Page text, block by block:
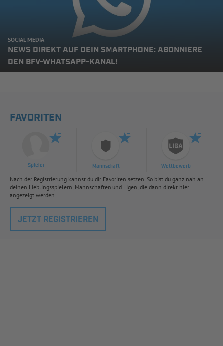
SOCIAL MEDIA
NEWS DIREKT AUF DEIN SMARTPHONE: ABONNIERE
DEN BFV-WHATSAPP-KANAL!
FAVORITEN
Spieler Mannschaft Wettbewerb
Nach der Registrierung kannst du dir Favoriten setzen. So bist du ganz nah an
deinen Lieblingsspielern, Mannschaften und Ligen, die dann direkt hier
angezeigt werden.
JETZT REGISTRIEREN